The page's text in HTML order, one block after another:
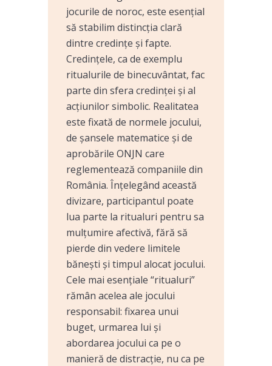
jocurile de noroc, este esențial
să stabilim distincția clară
dintre credințe și fapte.
Credințele, ca de exemplu
ritualurile de binecuvântat, fac
parte din sfera credinței și al
acțiunilor simbolic. Realitatea
este fixată de normele jocului,
de șansele matematice și de
aprobările ONJN care
reglementează companiile din
România. Înțelegând această
divizare, participantul poate
lua parte la ritualuri pentru sa
mulțumire afectivă, fără să
pierde din vedere limitele
bănești și timpul alocat jocului.
Cele mai esențiale “ritualuri”
rămân acelea ale jocului
responsabil: fixarea unui
buget, urmarea lui și
abordarea jocului ca pe o
manieră de distracție, nu ca pe